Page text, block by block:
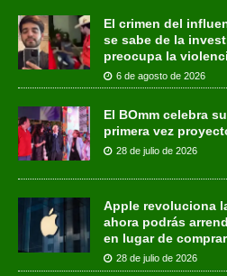
El crimen del
se sabe de la
preocupa la
6 de agosto de 2026
El BOmm celebra
primera vez
28 de julio de 2026
Apple revoluciona
ahora podrás
en lugar de
28 de julio de 2026